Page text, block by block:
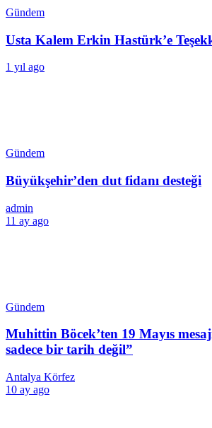
Gündem
Usta Kalem Erkin Hastürk’e
1 yıl ago
Gündem
Büyükşehir’den dut fidanı desteği
admin
11 ay ago
Gündem
Muhittin Böcek’ten 19 Mayıs
sadece bir tarih değil”
Antalya Körfez
10 ay ago